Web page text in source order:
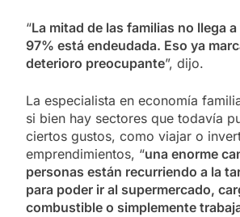
“La mitad de las familias no llega
97% está endeudada. Eso ya
deterioro preocupante”, dijo.
La especialista en economía
si bien hay sectores que todavía
ciertos gustos, como viajar o
emprendimientos, “una enorme
personas están recurriendo a la
para poder ir al supermercado,
combustible o simplemente